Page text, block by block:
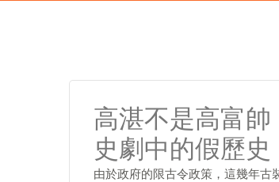
高湛不是高富
史劇中的假歷史
由於政府的限古令政策，這幾年古